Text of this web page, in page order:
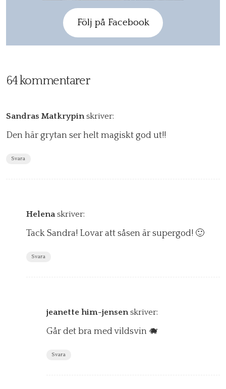
Följ på Facebook
64 kommentarer
Sandras Matkrypin skriver:
Den här grytan ser helt magiskt god ut!!
Svara
Helena skriver:
Tack Sandra! Lovar att såsen är supergod! 🙂
Svara
jeanette him-jensen skriver:
Går det bra med vildsvin 🐗
Svara